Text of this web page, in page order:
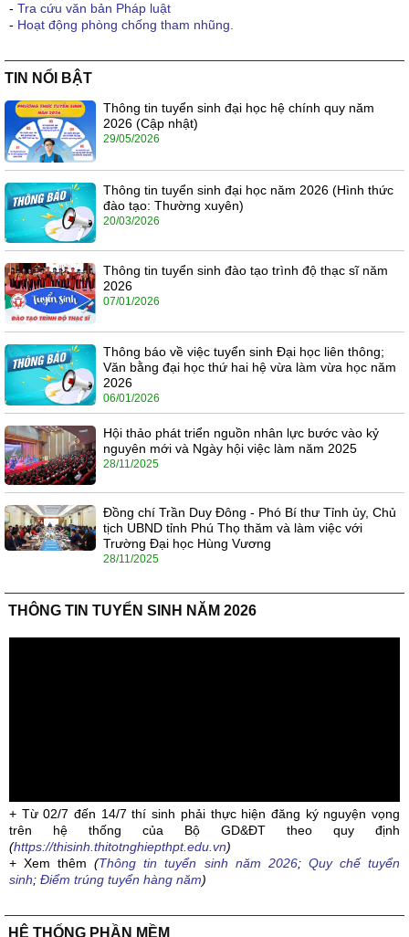
- Tra cứu văn bản Pháp luật
- Hoạt động phòng chống tham nhũng.
TIN NỔI BẬT
Thông tin tuyển sinh đại học hệ chính quy năm
2026 (Cập nhật)
29/05/2026
Thông tin tuyển sinh đại học năm 2026 (Hình thức
đào tạo: Thường xuyên)
20/03/2026
Thông tin tuyển sinh đào tạo trình độ thạc sĩ năm
2026
07/01/2026
Thông báo về việc tuyển sinh Đại học liên thông;
Văn bằng đại học thứ hai hệ vừa làm vừa học năm
2026
06/01/2026
Hội thảo phát triển nguồn nhân lực bước vào kỷ
nguyên mới và Ngày hội việc làm năm 2025
28/11/2025
Đồng chí Trần Duy Đông - Phó Bí thư Tỉnh ủy, Chủ
tịch UBND tỉnh Phú Thọ thăm và làm việc với
Trường Đại học Hùng Vương
28/11/2025
THÔNG TIN TUYỂN SINH NĂM 2026
+ Từ 02/7 đến 14/7 thí sinh phải thực hiện đăng ký nguyện vọng
trên hệ thống của Bộ GD&ĐT theo quy định
(https://thisinh.thitotnghiepthpt.edu.vn)
+ Xem thêm(Thông tin tuyển sinh năm 2026; Quy chế tuyển
sinh; Điểm trúng tuyển hàng năm)
HỆ THỐNG PHẦN MỀM